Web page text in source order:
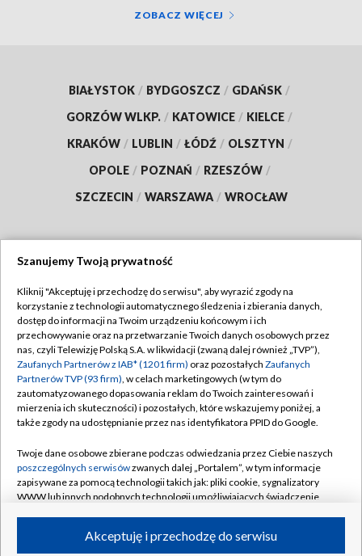
ZOBACZ WIĘCEJ
BIAŁYSTOK / BYDGOSZCZ / GDAŃSK /
GORZÓW WLKP. / KATOWICE / KIELCE /
KRAKÓW / LUBLIN / ŁÓDŹ / OLSZTYN /
OPOLE / POZNAŃ / RZESZÓW /
SZCZECIN / WARSZAWA / WROCŁAW
TVP
Abonament TVP
Emisja w TVP
Centrum informacji TVP
Naziemna Telewizja Cyfrowa
Rada Programowa
System NOS
Informacje o nadawcy
Program dla prasy
Regulamin TVP
Polityka prywatności
Moje zgody
Pomoc
Kontakt
Kanały
Szanujemy Twoją prywatność
Kliknij "Akceptuję i przechodzę do serwisu", aby wyrazić zgody na
korzystanie z technologii automatycznego śledzenia i zbierania danych,
dostęp do informacji na Twoim urządzeniu końcowym i ich
przechowywanie oraz na przetwarzanie Twoich danych osobowych przez
nas, czyli Telewizję Polską S.A. w likwidacji (zwaną dalej również „TVP”),
Zaufanych Partnerów z IAB* (1201 firm) oraz pozostałych Zaufanych
Partnerów TVP (93 firm), w celach marketingowych (w tym do
zautomatyzowanego dopasowania reklam do Twoich zainteresowań i
mierzenia ich skuteczności) i pozostałych, które wskazujemy poniżej, a
także zgody na udostępnianie przez nas identyfikatora PPID do Google.
Twoje dane osobowe zbierane podczas odwiedzania przez Ciebie naszych
poszczególnych serwisówzwanych dalej „Portalem”, w tym informacje
zapisywane za pomocą technologii takich jak: pliki cookie, sygnalizatory
WWW lub innych podobnych technologii umożliwiających świadczenie
ruchu w Internecie.Akceptuję i przechodzę do serwisu